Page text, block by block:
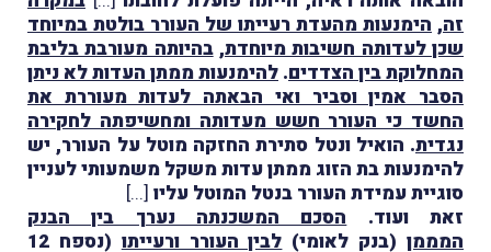
זה, הימנעות מהעדת רעייתו של העורר בולטת במיוחד
שכן לעדותה חשיבות מיוחדת,בהיותה מעורבת בליבת
המחלוקת בין הצדדים. להימנעות ממתן העדות לא ניתן
הסבר אמין וסביר ואי הבאתה לעדות מעוררת את
החשד כי העורר חשש מעדותה ומחשיפתה לחקירה
נגדית. הואיל ונטל סתירת החזקה מוטל על העורר, יש
להימנעות בת הזוג ממתן עדות משקל משמעותי לעניין
סוגיית עמידת העורר בנטל המוטל עליו [...]
זאת ועוד. הסכם המשכנתה נערך בין הבנק
המממן(בנק לאומי) לבין העורר ורעייתו
(נספח 12